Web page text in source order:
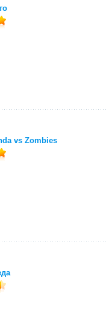
vs Zombies